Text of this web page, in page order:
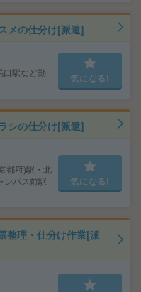
メの仕分け[派遣]
口駅など勤
気になる!
シの仕分け[派遣]
都府)駅・北
ンパス前駅
気になる!
整理・仕分け作業[派